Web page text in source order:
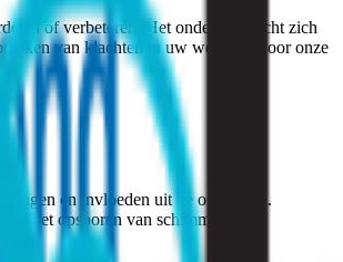
of verbeteren. Het onderzoek richt zich
van klachten in uw woning. Door onze
en invloeden uit de omgeving.
het opsporen van schimmels,